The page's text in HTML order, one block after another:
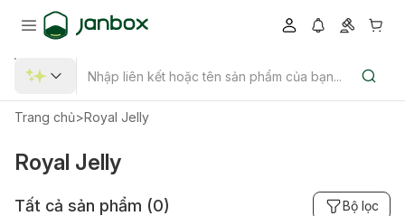
Trang chủ>Royal Jelly
Royal Jelly
Tất cả sản phẩm (0) Bộ lọc